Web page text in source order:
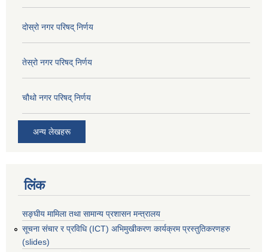
दोस्रो नगर परिषद् निर्णय
तेस्रो नगर परिषद् निर्णय
चौथो नगर परिषद् निर्णय
अन्य लेखहरू
लिंक
सङ्घीय मामिला तथा सामान्य प्रशासन मन्त्रालय
सूचना संचार र प्रविधि (ICT) अभिमुखीकरण कार्यक्रम प्रस्तुतिकरणहरु
(slides)